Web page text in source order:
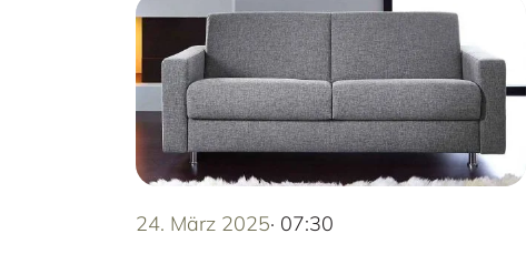
24. März 2025· 07:30